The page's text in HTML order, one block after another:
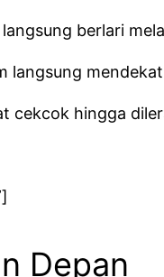
berlari
langsung
cekcok hingga
Depan